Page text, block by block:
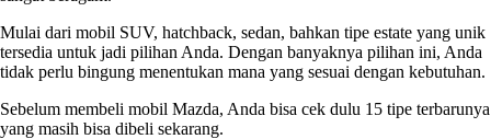
Mulai dari mobil SUV, hatchback, sedan, bahkan tipe estate yang unik
tersedia untuk jadi pilihan Anda. Dengan banyaknya pilihan ini, Anda
tidak perlu bingung menentukan mana yang sesuai dengan kebutuhan.
Sebelum membeli mobil Mazda, Anda bisa cek dulu 15 tipe terbarunya
yang masih bisa dibeli sekarang.